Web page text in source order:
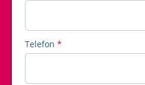
Telefon *